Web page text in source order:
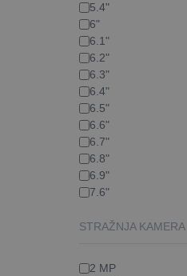
5.4"
6"
6.1"
6.2"
6.3"
6.4"
6.5"
6.6"
6.7"
6.8"
6.9"
7.6"
STRAŽNJA KAMERA
2 MP